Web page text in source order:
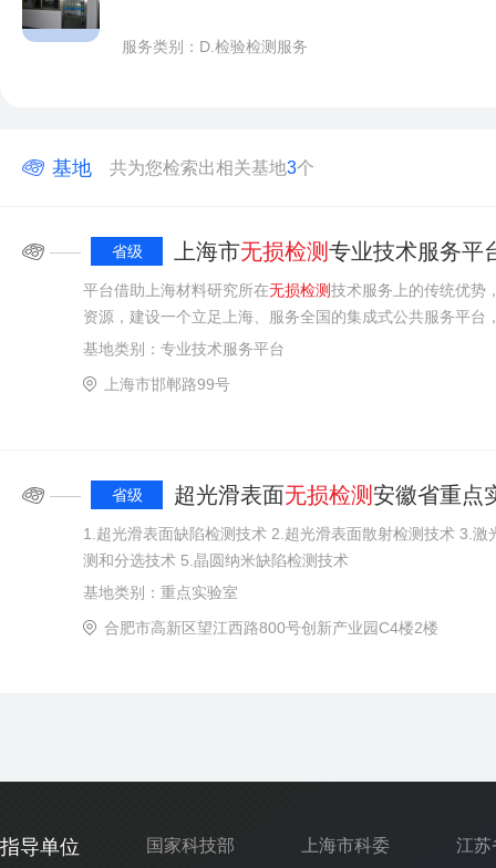
服务类别：D.检验检测服务
基地 共为您检索出相关基地3个
—— 省级 上海市无损检测专业技术服务平
平台借助上海材料研究所在无损检测技术服务上的传统优势
资源，建设一个立足上海、服务全国的集成式公共服务平台
性技术、关键性技术、前瞻性技术的
基地类别：专业技术服务平台
上海市邯郸路99号
—— 省级 超光滑表面无损检测安徽省重点
1.超光滑表面缺陷检测技术 2.超光滑表面散射检测技术 3.激
测和分选技术 5.晶圆纳米缺陷检测技术
基地类别：重点实验室
合肥市高新区望江西路800号创新产业园C4楼2楼
指导单位 国家科技部 上海市科委 江苏